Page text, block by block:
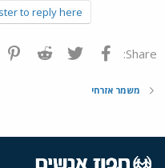
to reply here.
Share: פייסבוק Twitter
Reddit
משמר אזרחי